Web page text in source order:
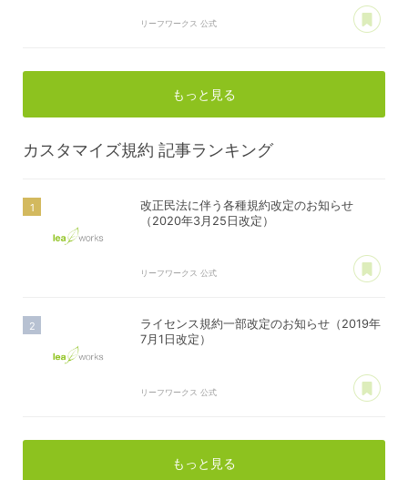
リーフワークス 公式
もっと見る
カスタマイズ規約 記事ランキング
改正民法に伴う各種規約改定のお知らせ
（2020年3月25日改定）
リーフワークス 公式
ライセンス規約一部改定のお知らせ（2019年
7月1日改定）
リーフワークス 公式
もっと見る